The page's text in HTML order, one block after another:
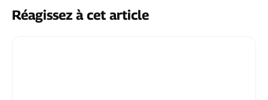
Réagissez à cet article